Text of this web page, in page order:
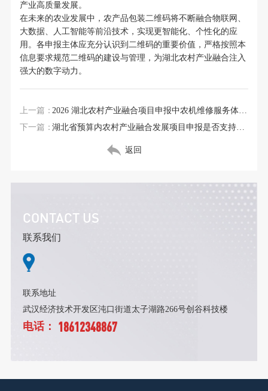
产业高质量发展。
在未来的农业发展中，农产品包装二维码将不断融合物联网、
大数据、人工智能等前沿技术，实现更智能化、个性化的应
用。各申报主体应充分认识到二维码的重要价值，严格按照本
信息要求规范二维码的建设与管理，为湖北农村产业融合注入
强大的数字动力。
上一篇：
2026 湖北农村产业融合项目申报中农机维修服务体系要求
下一篇：
湖北省预算内农村产业融合发展项目申报是否支持农产品
返回
CONTACT US
联系我们
联系地址
武汉经济技术开发区沌口街道太子湖路266号创谷科技楼
电话： 18612348867